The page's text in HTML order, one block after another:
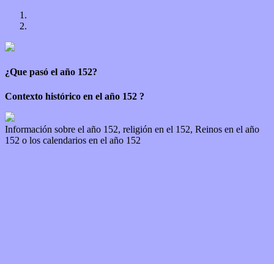
¿Que pasó el año 152?
Contexto histórico en el año 152 ?
Información sobre el año 152, religión en el 152, Reinos en el año
152 o los calendarios en el año 152